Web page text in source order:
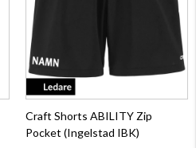
Craft Shorts ABILITY Zip
Pocket (Ingelstad IBK)